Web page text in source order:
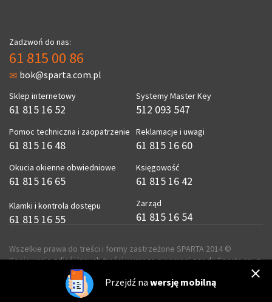
Zadzwoń do nas:
61 815 00 86
bok@sparta.com.pl
Sklep internetowy
61 815 16 52
Pomoc techniczna i zaopatrzenie
61 815 16 48
Okucia okienne obwiedniowe
61 815 16 65
Klamki i kontrola dostępu
61 815 16 55
Systemy Master Key
512 093 547
Reklamacje i uwagi
61 815 16 60
Księgowość
61 815 16 42
Zarząd
61 815 16 54
Wszelkie prawa do treści i formy zastrzeżone SPARTA 2014 ©
Kopiowanie zdjęć i innych treści wymaga pisemnej zgody Sparta sp. z
realizacja
Przejdź na wersję mobilną